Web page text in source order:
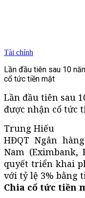
Tài chính
Lần đầu tiên sau 10
cổ tức tiền mặt
Lần đầu tiên sau
được nhận cổ tức
Trung Hiếu
HĐQT Ngân
Nam (Eximbank,
quyết triển khai
với tỷ lệ 3% bằng
Chia cổ tức tiền